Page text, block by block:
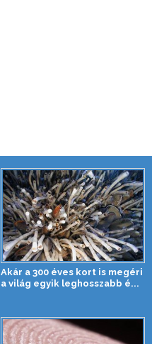
Akár a 300 éves kort is megéri
a világ egyik leghosszabb é...